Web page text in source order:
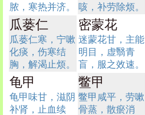
脓，寒热并济。
咳，补劳除烦。
瓜蒌仁
瓜蒌仁寒，宁嗽
化痰，伤寒结
胸，解渴止烦。
密蒙花
迷蒙花甘，主能
明目，虚翳青
盲，服之效速。
龟甲
龟甲味甘，滋阴
补肾，止血续
鳖甲
鳖甲咸平，劳嗽
骨蒸，散瘀消